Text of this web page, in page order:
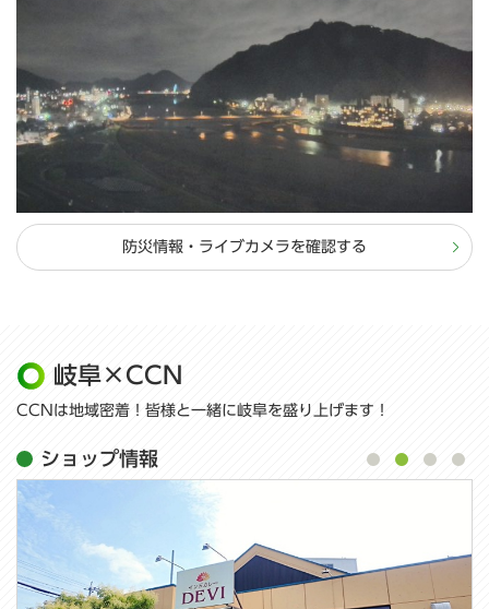
防災情報・ライブカメラを確認する
岐阜×CCN
CCNは地域密着！皆様と一緒に岐阜を盛り上げます！
ショップ情報